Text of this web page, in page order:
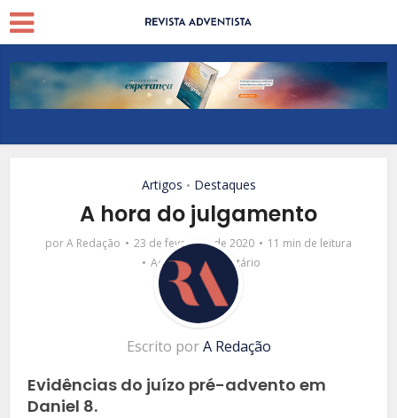
Artigos • Destaques
A hora do julgamento
porA Redação 23 de fevereiro de 2020
11 min de leitura
Adicionar comentário
Escrito porA Redação
Evidências do juízo pré-advento em
Daniel 8.